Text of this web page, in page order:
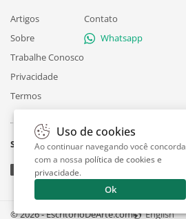
Artigos
Sobre
Trabalhe Conosco
Privacidade
Termos
Contato
Whatsapp
Siga
© 2026 - EscritorioDeArte.com English
Uso de cookies
Ao continuar navegando você concorda
com a nossa política de cookies e
privacidade.
Ok